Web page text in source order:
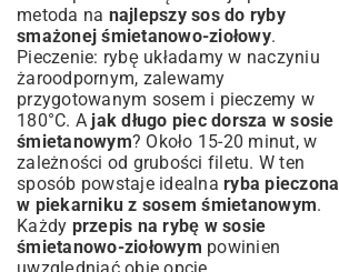
metoda na najlepszy sos do ryby
smażonej śmietanowo-ziołowy.
Pieczenie: rybę układamy w naczyniu
żaroodpornym, zalewamy
przygotowanym sosem i pieczemy w
180°C. A jak długo piec dorsza w sosie
śmietanowym? Około 15-20 minut, w
zależności od grubości filetu. W ten
sposób powstaje idealna ryba pieczona
w piekarniku z sosem śmietanowym.
Każdy przepis na rybę w sosie
śmietanowo-ziołowym powinien